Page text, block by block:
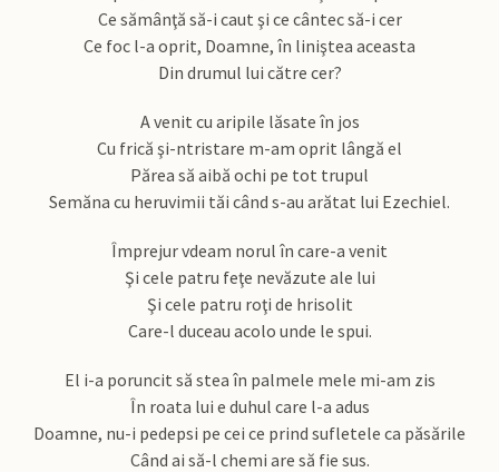
Ce sămânţă să-i caut şi ce cântec să-i cer
Ce foc l-a oprit, Doamne, în liniştea aceasta
Din drumul lui către cer?
A venit cu aripile lăsate în jos
Cu frică şi-ntristare m-am oprit lângă el
Părea să aibă ochi pe tot trupul
Semăna cu heruvimii tăi când s-au arătat lui Ezechiel.
Împrejur vdeam norul în care-a venit
Şi cele patru feţe nevăzute ale lui
Şi cele patru roţi de hrisolit
Care-l duceau acolo unde le spui.
El i-a poruncit să stea în palmele mele mi-am zis
În roata lui e duhul care l-a adus
Doamne, nu-i pedepsi pe cei ce prind sufletele ca păsările
Când ai să-l chemi are să fie sus.